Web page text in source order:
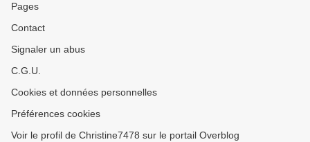
Pages
Contact
Signaler un abus
C.G.U.
Cookies et données personnelles
Préférences cookies
Voir le profil de Christine7478 sur le portail Overblog